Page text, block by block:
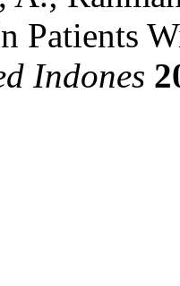
Patients
Indones